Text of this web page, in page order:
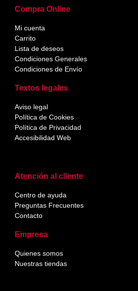
Atención al cliente
Centro de ayuda
Preguntas Frecuentes
Contacto
Empresa
Quienes somos
Nuestras tiendas
Compra Online
Mi cuenta
Carrito
Lista de deseos
Condiciones Generales
Condiciones de Envío
Textos legales
Aviso legal
Política de Cookies
Política de Privacidad
Accesibilidad Web